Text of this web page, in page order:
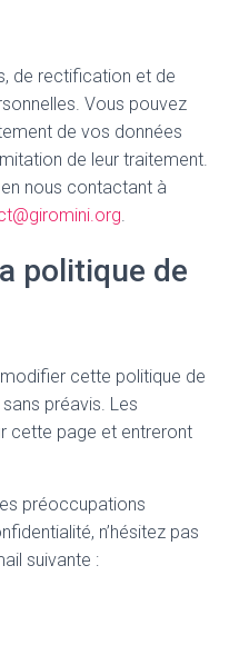
de rectification et de
Vous pouvez
de vos données
de leur traitement.
nous contactant à
.
politique de
cette politique de
préavis. Les
cette page et entreront
préoccupations
n’hésitez pas
suivante :